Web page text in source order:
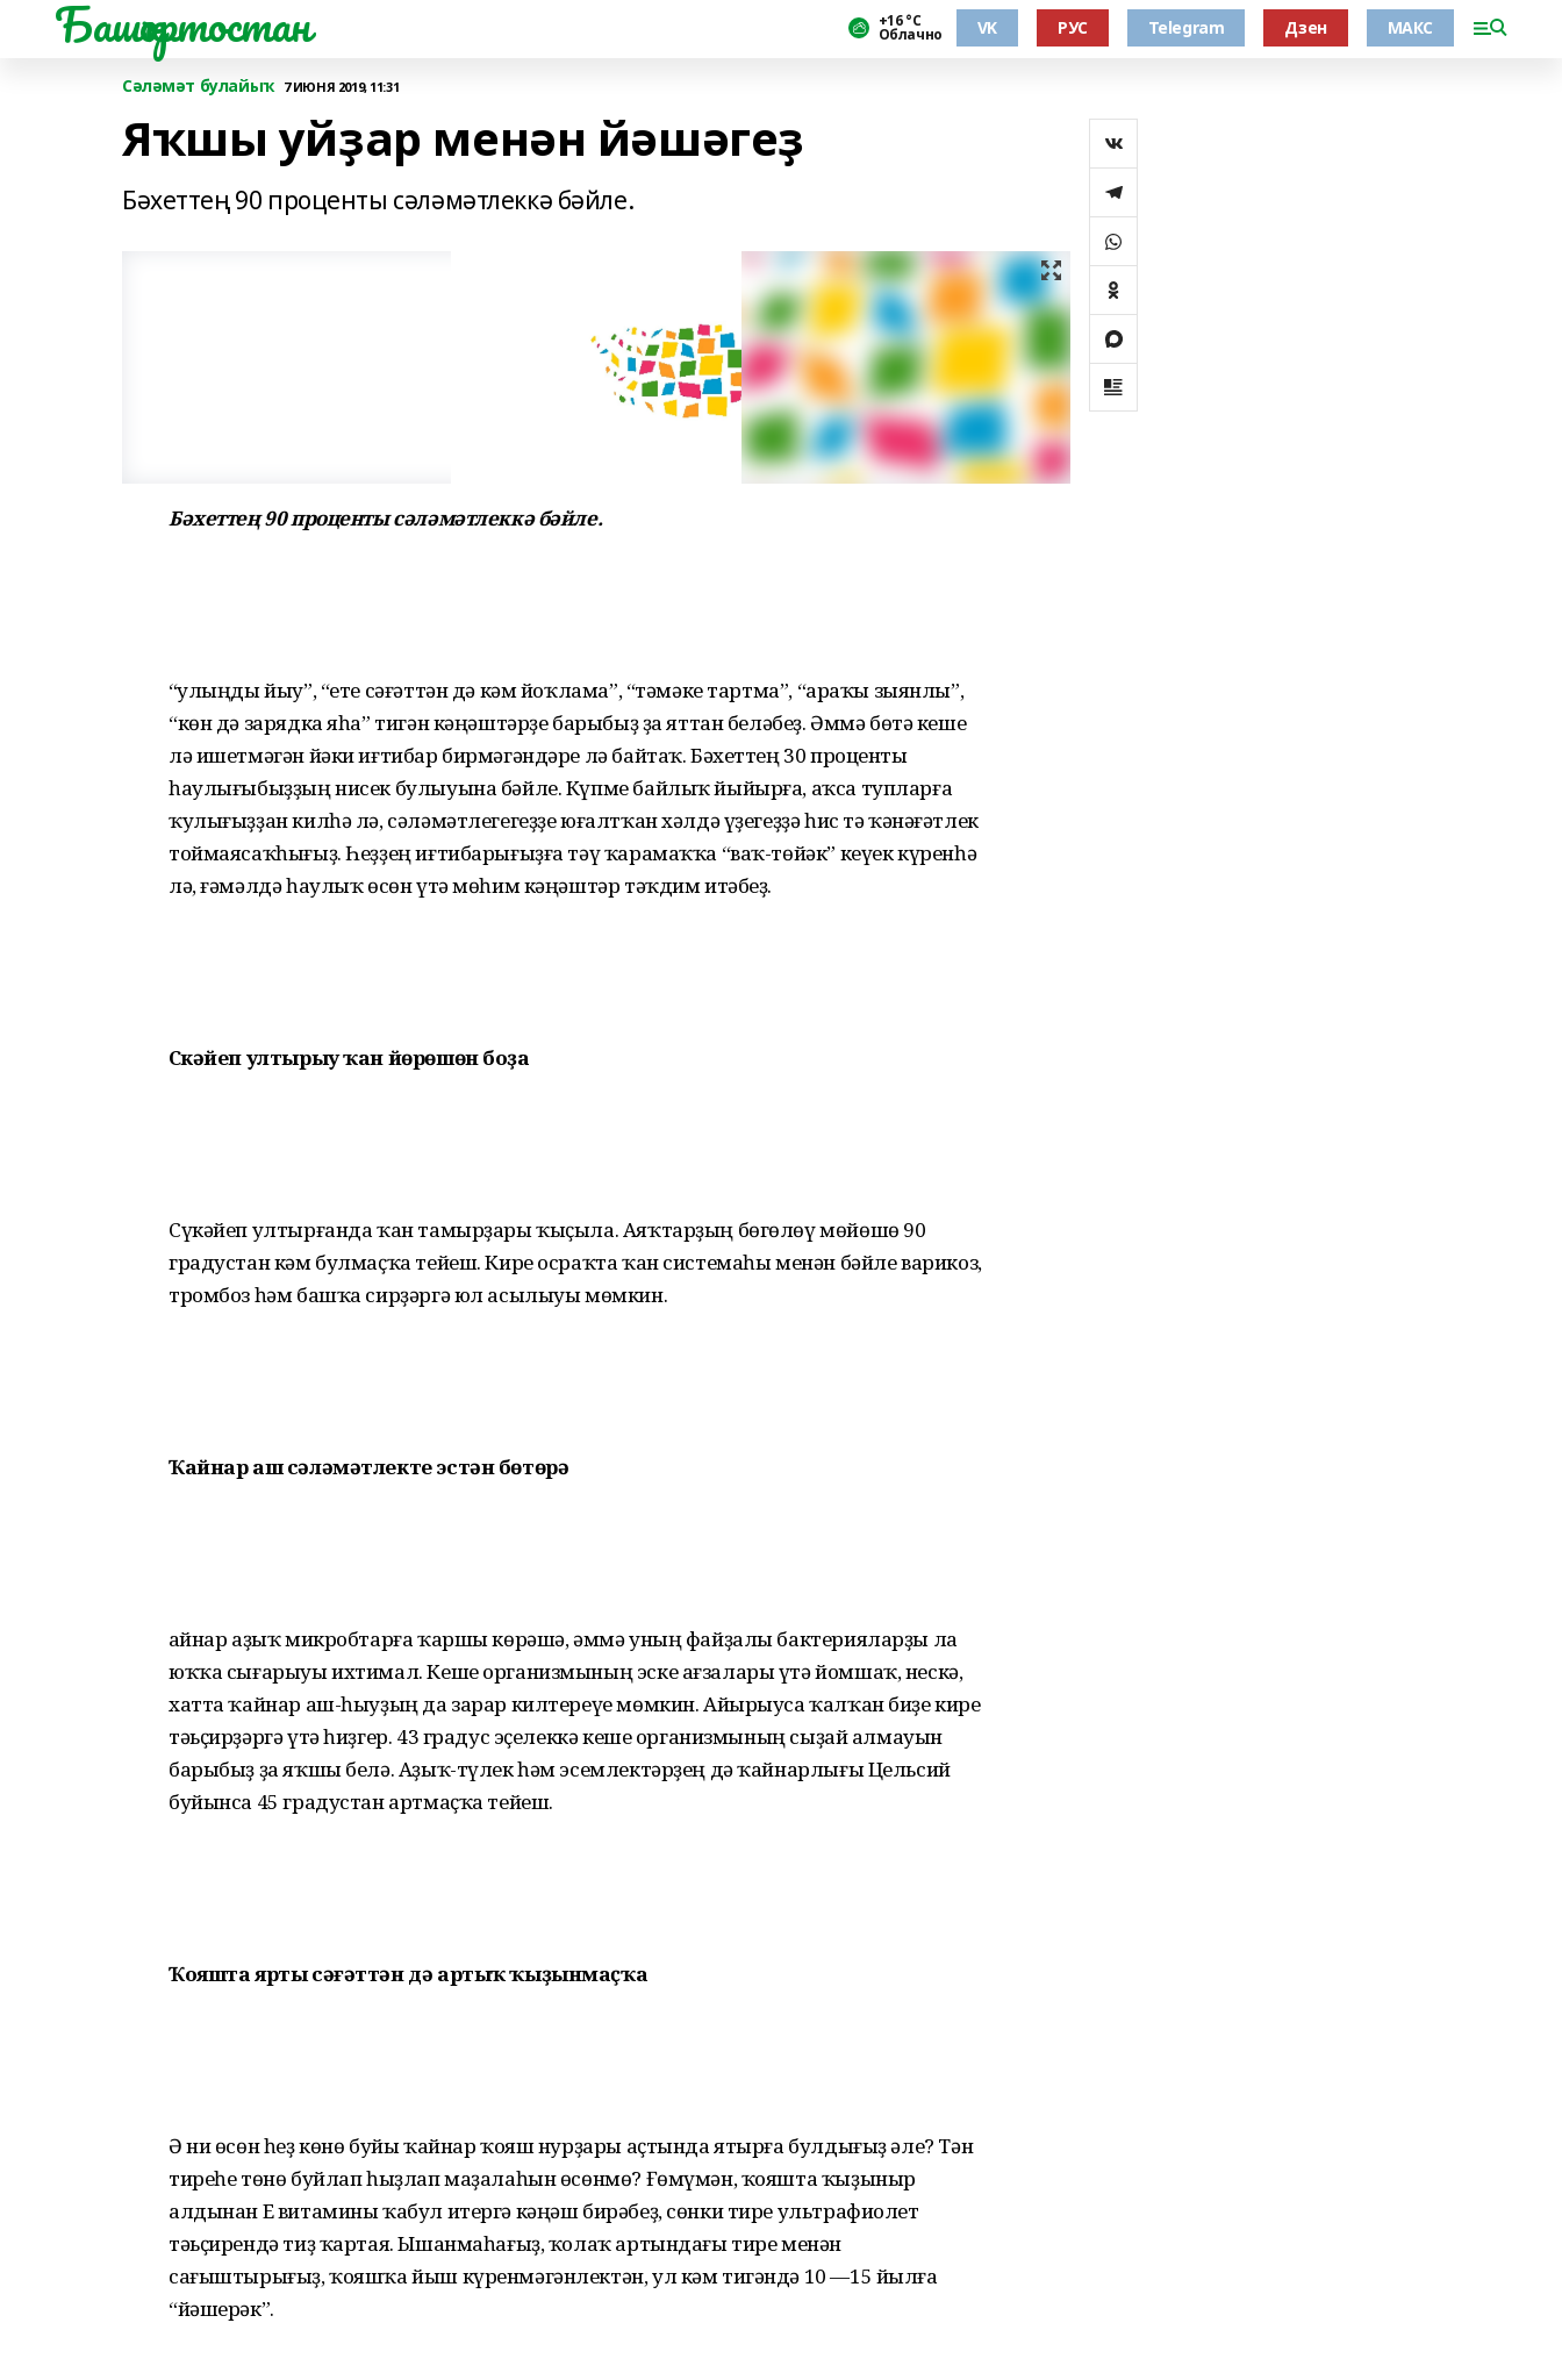
Башҡортостан +16 °С
Облачно VK РУС Telegram Дзен МАКС
Сәләмәт булайыҡ 7 ИЮНЯ 2019, 11:31
Яҡшы уйҙар менән йәшәгеҙ
Бәхеттең 90 проценты сәләмәтлеккә бәйле.
Бәхеттең 90 проценты сәләмәтлеккә бәйле.
“Ҡулыңды йыу”, “ете сәғәттән дә кәм йоҡлама”, “тәмәке тартма”, “араҡы зыянлы”,
“көн дә зарядка яһа” тигән кәңәштәрҙе барыбыҙ ҙа яттан беләбеҙ. Әммә бөтә кеше
лә ишетмәгән йәки иғтибар бирмәгәндәре лә байтаҡ. Бәхеттең 30 проценты
һаулығыбыҙҙың нисек булыуына бәйле. Күпме байлыҡ йыйырға, аҡса тупларға
ҡулығыҙҙан килһә лә, сәләмәт­легегеҙҙе юғалтҡан хәлдә үҙегеҙҙә һис тә ҡәнәғәтлек
тоймаясаҡ­һығыҙ. Һеҙҙең иғтибарығыҙға тәү ҡарамаҡҡа “ваҡ-төйәк” кеүек кү­рен­һә
лә, ғәмәлдә һаулыҡ өсөн үтә мөһим кәңәштәр тәҡдим итәбеҙ.
Сүкәйеп ултырыу ҡан йөрөшөн боҙа
Сүкәйеп ултырғанда ҡан тамырҙары ҡыҫыла. Аяҡтарҙың бөгөлөү мөйөшө 90
градустан кәм булмаҫҡа тейеш. Кире осраҡта ҡан системаһы менән бәйле варикоз,
тромбоз һәм башҡа сирҙәргә юл асылыуы мөмкин.
Ҡайнар аш сәләмәтлекте эстән бөтөрә
Ҡайнар аҙыҡ микробтарға ҡаршы көрәшә, әммә уның файҙалы бактерия­ларҙы ла
юҡҡа сығарыуы ихтимал. Кеше организмының эске ағзалары үтә йомшаҡ, нескә,
хатта ҡайнар аш-һыуҙың да зарар килтереүе мөмкин. Айырыуса ҡалҡан биҙе кире
тәьҫирҙәргә үтә һиҙгер. 43 градус эҫелеккә кеше организмының сыҙай алмауын
барыбыҙ ҙа яҡшы белә. Аҙыҡ-түлек һәм эсемлектәрҙең дә ҡайнарлығы Цельсий
буйынса 45 градустан артмаҫҡа тейеш.
Ҡояшта ярты сәғәттән дә артыҡ ҡыҙынмаҫҡа
Ә ни өсөн һеҙ көнө буйы ҡайнар ҡояш нурҙары аҫтында ятырға булдығыҙ әле? Тән
тиреһе төнө буйлап һыҙлап маҙалаһын өсөнмө? Ғөмүмән, ҡояшта ҡыҙыныр
алдынан Е витамины ҡабул итергә кәңәш бирәбеҙ, сөнки тире ультрафиолет
тәьҫирендә тиҙ ҡартая. Ышанмаһағыҙ, ҡолаҡ артындағы тире менән
сағыштырығыҙ, ҡояшҡа йыш күренмәгәнлектән, ул кәм тигәндә 10 —15 йылға
“йәшерәк”.